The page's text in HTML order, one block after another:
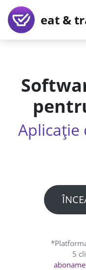
eat &
5